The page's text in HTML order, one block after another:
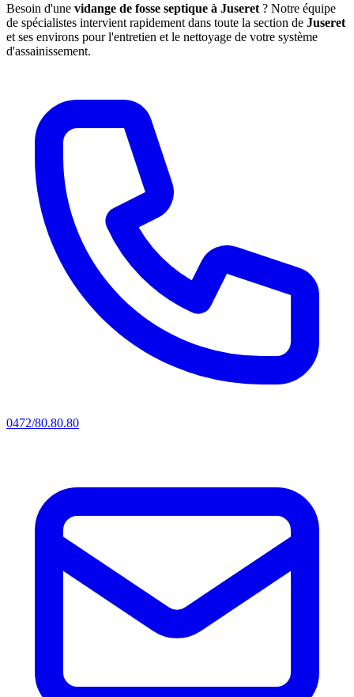
Besoin d'une vidange de fosse septique à Juseret ? Notre équipe
de spécialistes intervient rapidement dans toute la section de Juseret
et ses environs pour l'entretien et le nettoyage de votre système
d'assainissement.
0472/80.80.80